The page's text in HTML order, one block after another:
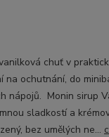
chuť v
na ochutnání, do
nápojů. Monin sirup
sladkostí a
bez umělých ne...